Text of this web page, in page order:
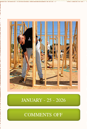
JANUARY - 25 - 2026
COMMENTS OFFON